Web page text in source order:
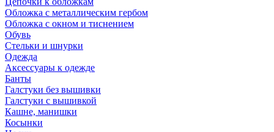
Обложка с металлическим гербом
Обложка с окном и тиснением
Обувь
Стельки и шнурки
Одежда
Аксессуары к одежде
Банты
Галстуки без вышивки
Галстуки с вышивкой
Кашне, манишки
Косынки